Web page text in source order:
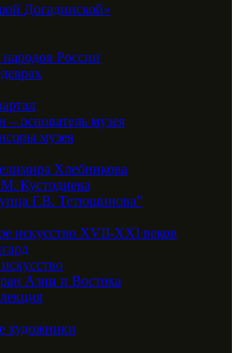
Догадинской»
народов России
основатель музея
музея
Хлебникова
Кустодиева
Г.В. Тетюшинова”
искусство XVII-XXI веков
Азии и Востока
художники